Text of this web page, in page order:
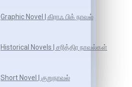
Graphic Novel | கிராஃ பிக் நாவல்
Historical Novels | சரித்திர நாவல்கள்
Short Novel | குறுநாவல்